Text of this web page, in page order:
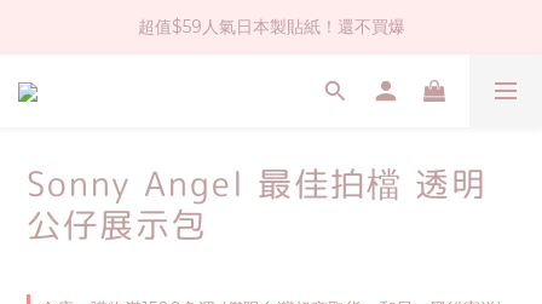
社群大人氣！各種有趣的打洞器
超值$59人氣日本製貼紙！還不買爆
全店$1500免運(台灣地區)
Sonny Angel 最佳拍檔 透明
公仔展示包